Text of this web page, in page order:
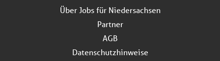
Über Jobs für Niedersachsen
Partner
AGB
Datenschutzhinweise